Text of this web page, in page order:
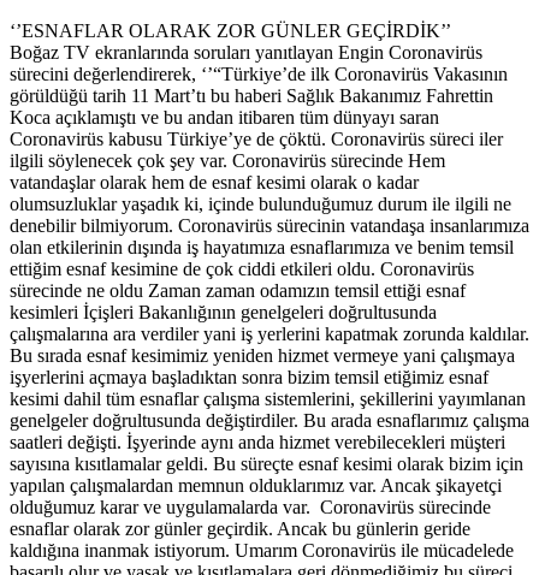
‘’ESNAFLAR OLARAK ZOR GÜNLER GEÇİRDİK’’
Boğaz TV ekranlarında soruları yanıtlayan Engin Coronavirüs
sürecini değerlendirerek, ‘’“Türkiye’de ilk Coronavirüs Vakasının
görüldüğü tarih 11 Mart’tı bu haberi Sağlık Bakanımız Fahrettin
Koca açıklamıştı ve bu andan itibaren tüm dünyayı saran
Coronavirüs kabusu Türkiye’ye de çöktü. Coronavirüs süreci iler
ilgili söylenecek çok şey var. Coronavirüs sürecinde Hem
vatandaşlar olarak hem de esnaf kesimi olarak o kadar
olumsuzluklar yaşadık ki, içinde bulunduğumuz durum ile ilgili ne
denebilir bilmiyorum. Coronavirüs sürecinin vatandaşa insanlarımıza
olan etkilerinin dışında iş hayatımıza esnaflarımıza ve benim temsil
ettiğim esnaf kesimine de çok ciddi etkileri oldu. Coronavirüs
sürecinde ne oldu Zaman zaman odamızın temsil ettiği esnaf
kesimleri İçişleri Bakanlığının genelgeleri doğrultusunda
çalışmalarına ara verdiler yani iş yerlerini kapatmak zorunda kaldılar.
Bu sırada esnaf kesimimiz yeniden hizmet vermeye yani çalışmaya
işyerlerini açmaya başladıktan sonra bizim temsil etiğimiz esnaf
kesimi dahil tüm esnaflar çalışma sistemlerini, şekillerini yayımlanan
genelgeler doğrultusunda değiştirdiler. Bu arada esnaflarımız çalışma
saatleri değişti. İşyerinde aynı anda hizmet verebilecekleri müşteri
sayısına kısıtlamalar geldi. Bu süreçte esnaf kesimi olarak bizim için
yapılan çalışmalardan memnun olduklarımız var. Ancak şikayetçi
olduğumuz karar ve uygulamalarda var. Coronavirüs sürecinde
esnaflar olarak zor günler geçirdik. Ancak bu günlerin geride
kaldığına inanmak istiyorum. Umarım Coronavirüs ile mücadelede